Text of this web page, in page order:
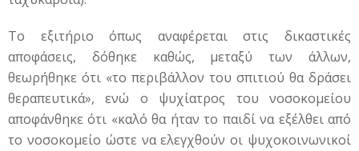
Το εξιτήριο όπως αναφέρεται στις δικαστικές
αποφάσεις, δόθηκε καθώς, μεταξύ των άλλων,
θεωρήθηκε ότι «το περιβάλλον του σπιτιού θα δράσει
θεραπευτικά», ενώ ο ψυχίατρος του νοσοκομείου
αποφάνθηκε ότι «καλό θα ήταν το παιδί να εξέλθει από
το νοσοκομείο ώστε να ελεγχθούν οι ψυχοκοινωνικοί